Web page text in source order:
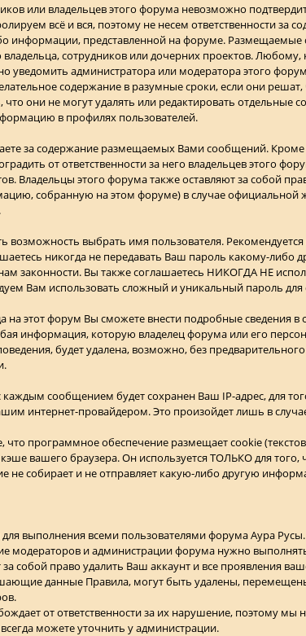
или владельцев этого форума невозможно
всё и вся, поэтому не несем ответственности
информации, представленной на форуме.
сотрудников или дочерних проектов.
уведомить администратора или модератора этого
содержание в разумные сроки, если они
они не могут удалять или редактировать отдельные
в профилях пользователей.
за содержание размещаемых Вами сообщений.
от ответственности за него владельцев этого
Владельцы этого форума также оставляют за собой
собранную на этом форуме) в случае официальной
возможность выбрать имя пользователя.
никогда не передавать Ваш пароль какому-либо
законности. Вы также соглашаетесь НИКОГДА НЕ
Вам использовать сложный и уникальный пароль для
на этот форум Вы сможете внести подробные сведения
информация, которую владелец форума или его
будет удалена, возможно, без
сообщением будет сохранен Ваш IP-адрес, для
интернет-провайдером. Это произойдет лишь в
что программное обеспечение размещает cookie
вашего браузера. Он используется ТОЛЬКО для
не собирает и не отправляет какую-либо другую
выполнения всеми пользователями форума Аура
модераторов и администрации форума нужно
за собой право удалить Ваш аккаунт и все проявления
данные Правила, могут быть удалены,
от ответственности за их нарушение, поэтому
можете уточнить у администрации.